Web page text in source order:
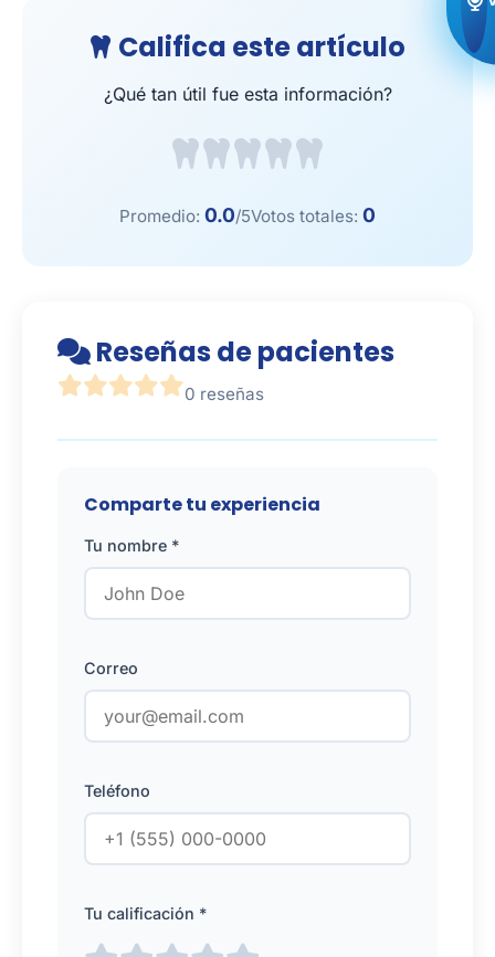
Califica este artículo
¿Qué tan útil fue esta información?
Promedio: 0.0/5Votos totales: 0
Reseñas de pacientes
0 reseñas
Comparte tu experiencia
Tu nombre *
Correo
Teléfono
Tu calificación *